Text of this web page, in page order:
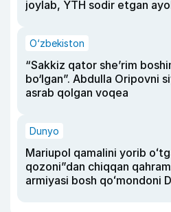
joylab, YTH sodir etgan
O‘zbekiston
“Sakkiz qator she’rim
bo‘lgan”. Abdulla Oripovni
asrab qolgan voqea
Dunyo
Mariupol qamalini yorib
qozoni”dan chiqqan
armiyasi bosh qoʻmondoni